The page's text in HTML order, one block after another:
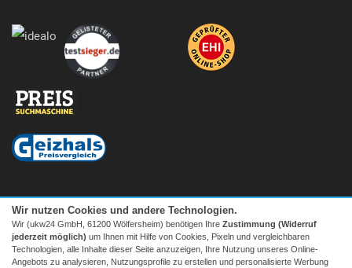
Wir nutzen Cookies und andere Technologien.
Wir (ukw24 GmbH, 61200 Wölfersheim) benötigen Ihre Zustimmung (Widerruf
jederzeit möglich) um Ihnen mit Hilfe von Cookies, Pixeln und vergleichbaren
Technologien, alle Inhalte dieser Seite anzuzeigen, Ihre Nutzung unseres Online-
Angebots zu analysieren, Nutzungsprofile zu erstellen und personalisierte Werbung